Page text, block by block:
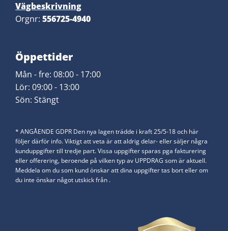
Vägbeskrivning
Orgnr: 556725-4940
​Öppettider
Mån - fre: 08:00 - 17:00
Lör: 09:00 - 13:00
​Sön: Stängt
* ANGÅENDE GDPR Den nya lagen trädde i kraft 25/5-18 och här
följer därför info. Viktigt att veta är att aldrig delar- eller säljer några
kunduppgifter till tredje part. Vissa uppgifter sparas pga fakturering
eller offerering, beroende på vilken typ av UPPDRAG som är aktuell.
Meddela om du som kund önskar att dina uppgifter tas bort eller om
du inte önskar något utskick från .